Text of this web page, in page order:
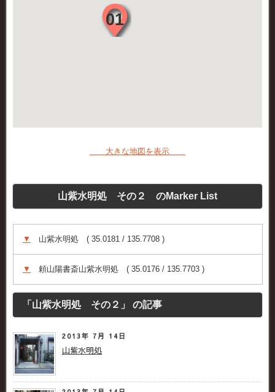
大きな地図を表示
山紫水明処 その２ のMarker List
▼ 山紫水明処 ( 35.0181 / 135.7708 )
▼ 頼山陽書斎山紫水明処 ( 35.0176 / 135.7703 )
「山紫水明処 その２」 の記事
2013年 7月 14日
山紫水明処